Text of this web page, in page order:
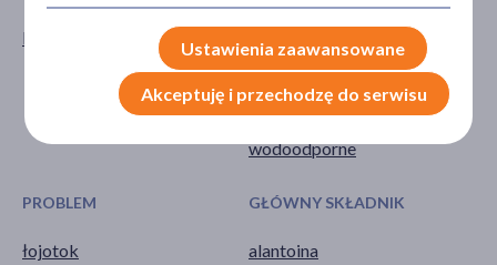
krem
ochrona przed słońcem
ochronne
przeciwłojotokowe
wodoodporne
PROBLEM
łojotok
GŁÓWNY SKŁADNIK
alantoina
Ustawienia zaawansowane
Akceptuję i przechodzę do serwisu